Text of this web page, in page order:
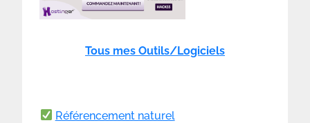
Tous mes Outils/Logiciels
Référencement naturel